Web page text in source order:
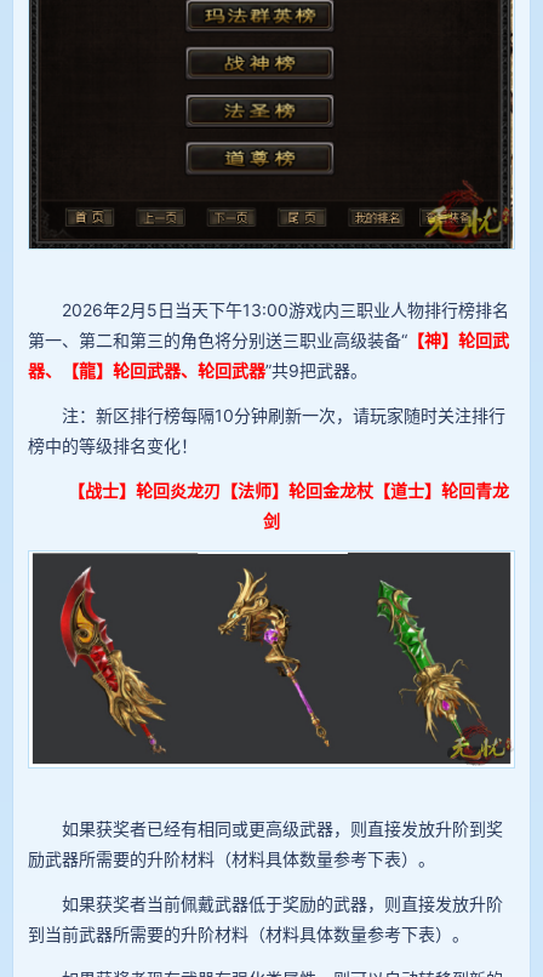
2026年2月5日当天下午13:00游戏内三职业人物排行榜排名
第一、第二和第三的角色将分别送三职业高级装备“ 【神】轮回武
器、【龍】轮回武器、轮回武器”共9把武器。
注：新区排行榜每隔10分钟刷新一次，请玩家随时关注排行
榜中的等级排名变化！
【战士】轮回炎龙刃【法师】轮回金龙杖【道士】轮回青龙
剑
如果获奖者已经有相同或更高级武器，则直接发放升阶到奖
励武器所需要的升阶材料（材料具体数量参考下表）。
如果获奖者当前佩戴武器低于奖励的武器，则直接发放升阶
到当前武器所需要的升阶材料（材料具体数量参考下表）。